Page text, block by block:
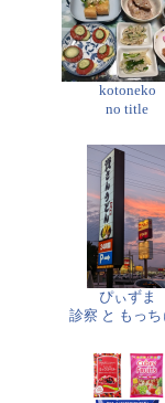
kotoneko
no title
ぴぃずま
診察 と もっち